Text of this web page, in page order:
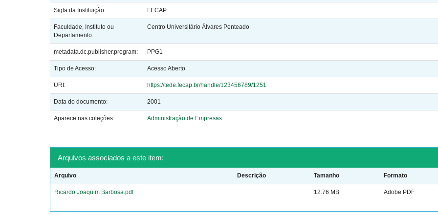
Sigla da Instituição: FECAP
Faculdade, Instituto ou
Departamento:
Centro Universitário Álvares Penteado
metadata.dc.publisher.program: PPG1
Tipo de Acesso: Acesso Aberto
URI: https://tede.fecap.br/handle/123456789/1251
Data do documento: 2001
Aparece nas coleções: Administração de Empresas
Arquivos associados a este item:
Arquivo Descrição Tamanho Formato
Ricardo Joaquim Barbosa.pdf 12.76 MB Adobe PDF